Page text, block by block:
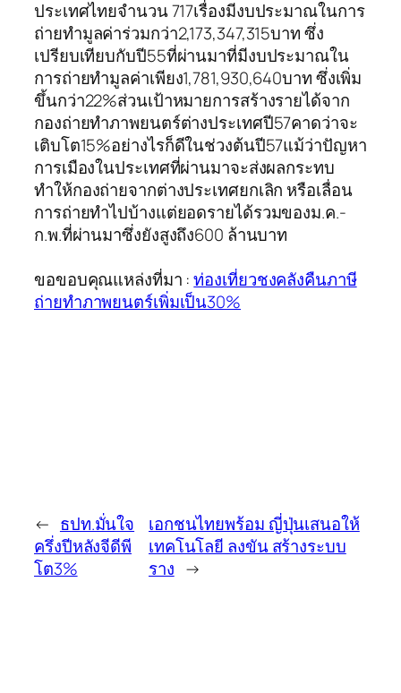
ประเทศไทยจำนวน 717เรื่องมีงบประมาณในการ
ถ่ายทำมูลค่าร่วมกว่า2,173,347,315บาท ซึ่ง
เปรียบเทียบกับปี55ที่ผ่านมาที่มีงบประมาณใน
การถ่ายทำมูลค่าเพียง1,781,930,640บาท ซึ่งเพิ่ม
ขึ้นกว่า22%ส่วนเป้าหมายการสร้างรายได้จาก
กองถ่ายทำภาพยนตร์ต่างประเทศปี57คาดว่าจะ
เติบโต15%อย่างไรก็ดีในช่วงต้นปี57แม้ว่าปัญหา
การเมืองในประเทศที่ผ่านมาจะส่งผลกระทบ
ทำให้กองถ่ายจากต่างประเทศยกเลิก หรือเลื่อน
การถ่ายทำไปบ้างแต่ยอดรายได้รวมของม.ค.-
ก.พ.ที่ผ่านมาซึ่งยังสูงถึง600 ล้านบาท
ขอขอบคุณแหล่งที่มา :ท่องเที่ยวชงคลังคืนภาษี
ถ่ายทำภาพยนตร์เพิ่มเป็น30%
← ธปท.มั่นใจ
ครึ่งปีหลังจีดีพี
โต3%
เอกชนไทยพร้อม ญี่ปุ่นเสนอให้
เทคโนโลยี ลงขัน สร้างระบบ
ราง →